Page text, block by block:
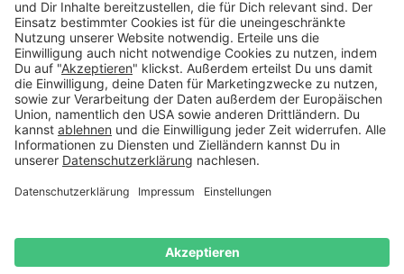
Mitglied im:
Deutschland
Datenschutz Widerrufsrecht